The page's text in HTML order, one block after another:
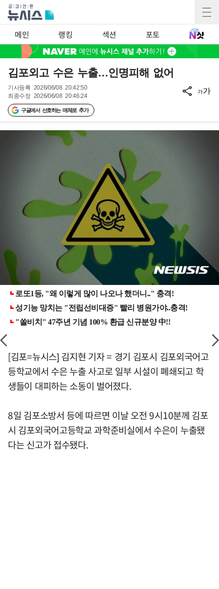
메인 랭킹 섹션 포토
김포외고 수은 누출…인명피해 없어
기사등록 2026/06/08 20:42:50
최종수정 2026/06/08 20:46:24
구글에서 선호하는 매체로 추가
가가
[김포=뉴시스] 김지현 기자 = 경기 김포시 김포외국어고
등학교에서 수은 누출 사고로 일부 시설이 폐쇄되고 학
생들이 대피하는 소동이 벌어졌다.
8일 김포소방서 등에 따르면 이날 오전 9시10분께 김포
시 김포외국어고등학교 과학준비실에서 수은이 누출됐
다는 신고가 접수됐다.